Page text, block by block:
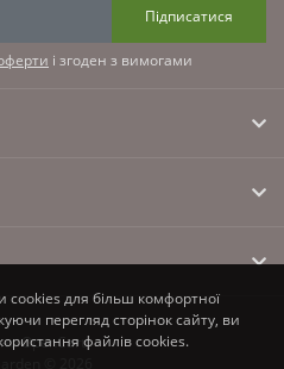
Підписатися
і згоден з вимогами
OpenCart
cookies для більш комфортної
перегляд сторінок сайту, ви
файлів cookies.